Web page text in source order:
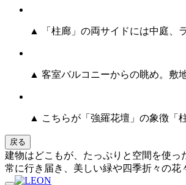
▲ 「柱廊」の両サイドには中庭、
▲ 客室バルコニーからの眺め。敷
▲ こちらが「強羅花壇」の象徴「
戻る
建物はどこもが、たっぷりと空間を使
常に行き届き、美しい緑や四季折々の花